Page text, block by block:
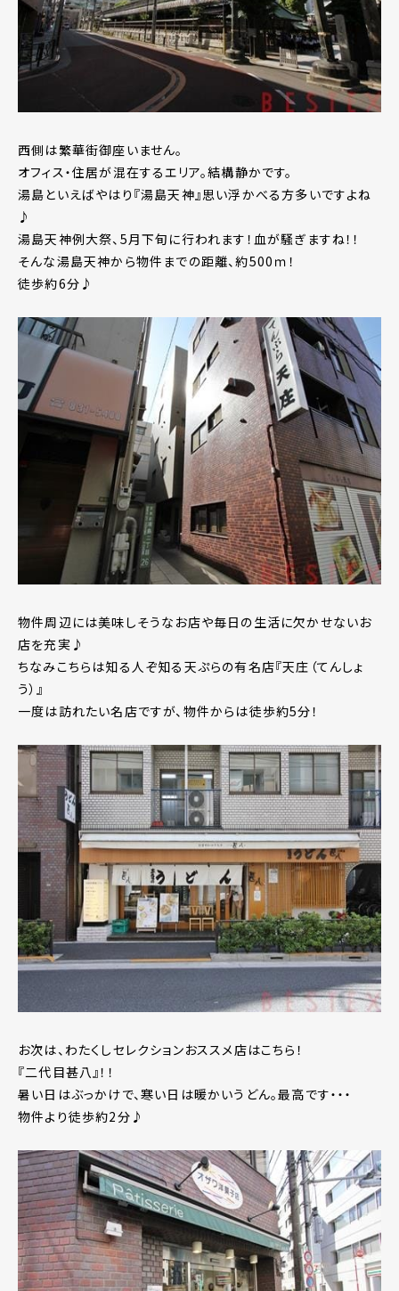
西側は繁華街御座いません。
オフィス・住居が混在するエリア。結構静かです。
湯島といえばやはり『湯島天神』思い浮かべる方多いですよね
♪
湯島天神例大祭、5月下旬に行われます！血が騒ぎますね！！
そんな湯島天神から物件までの距離、約500ｍ！
徒歩約6分♪
物件周辺には美味しそうなお店や毎日の生活に欠かせないお
店を充実♪
ちなみこちらは知る人ぞ知る天ぷらの有名店『天庄（てんしょ
う）』
一度は訪れたい名店ですが、物件からは徒歩約5分！
お次は、わたくしセレクションおススメ店はこちら！
『二代目甚八』！！
暑い日はぶっかけで、寒い日は暖かいうどん。最高です・・・
物件より徒歩約2分♪